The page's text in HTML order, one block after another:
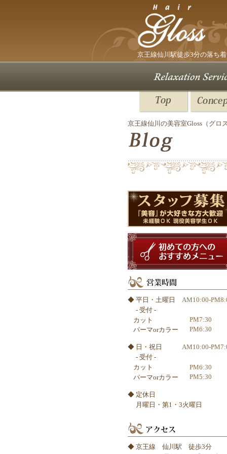
京王線仙川駅徒歩3分の落ち
京王線仙川の美容室Gloss（グロス
◆ 平日・土曜日
AM10:00-
- 受付 -
カット
PM7:30
パーマorカラー
PM6:30
◆ 日・祝日
AM10:00-
- 受付 -
カット
PM6:30
パーマorカラー
PM5:30
◆ 定休日
月曜日・第1・3火曜日
◆ 京王線 仙川駅 徒歩3分